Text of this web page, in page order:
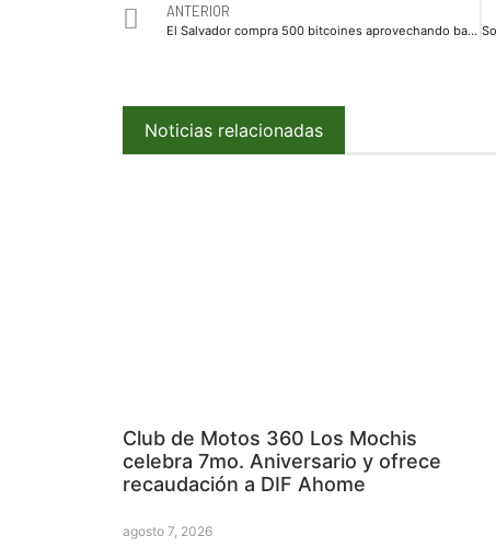
ANTERIOR
El Salvador compra 500 bitcoines aprovechando baja en su precio
Noticias relacionadas
Club de Motos 360 Los Mochis
celebra 7mo. Aniversario y ofrece
recaudación a DIF Ahome
agosto 7, 2026